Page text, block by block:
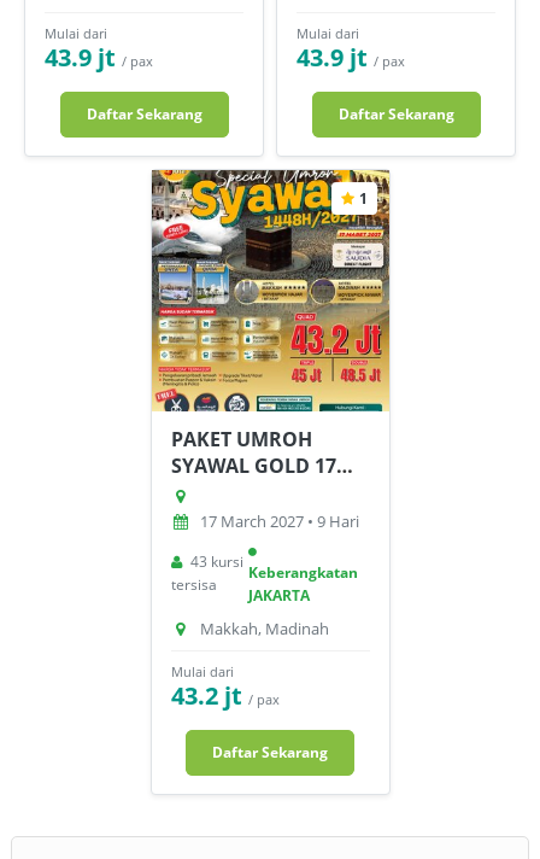
Mulai dari
43.9 jt / pax
Daftar Sekarang
Mulai dari
43.9 jt / pax
Daftar Sekarang
1
PAKET UMROH
SYAWAL GOLD 17
MARET 2027
17 March 2027 • 9 Hari
43 kursi
tersisa
Keberangkatan
JAKARTA
Makkah, Madinah
Mulai dari
43.2 jt / pax
Daftar Sekarang